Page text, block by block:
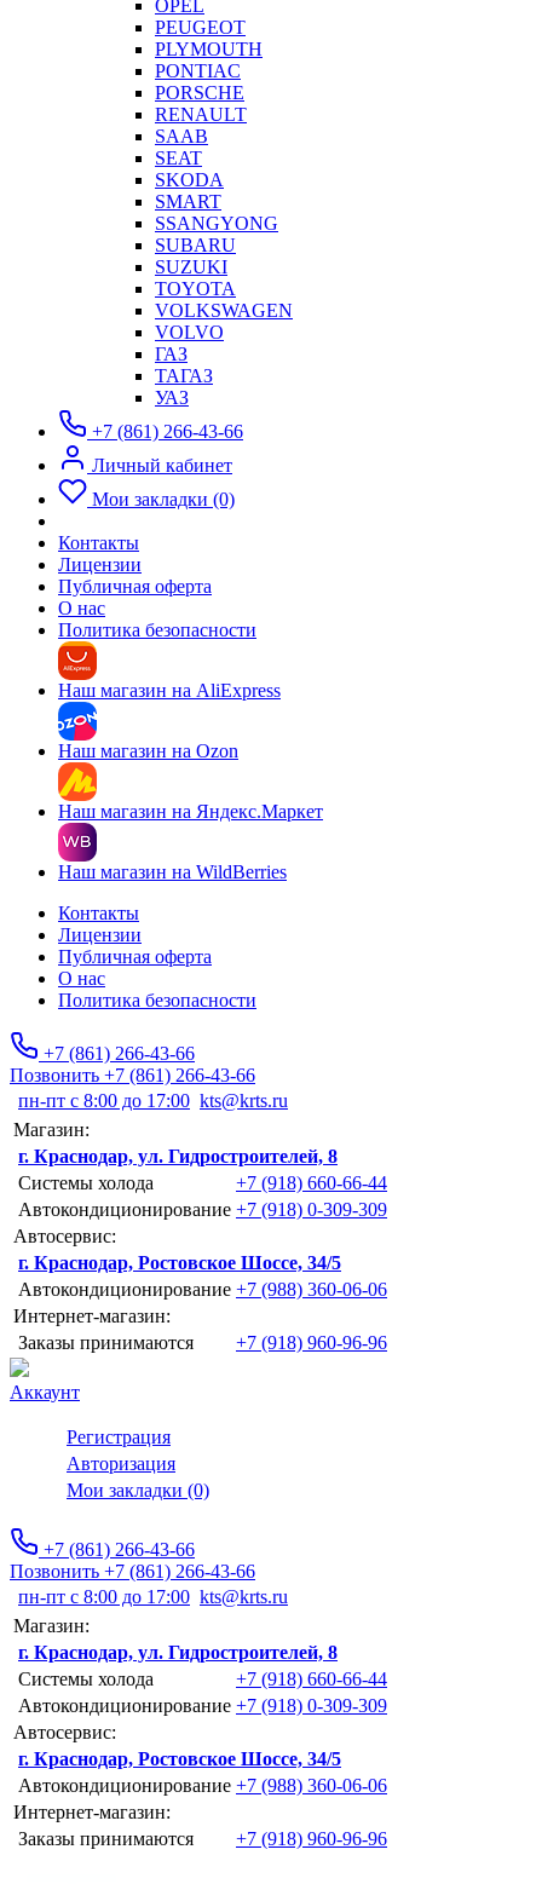
OPEL
PEUGEOT
PLYMOUTH
PONTIAC
PORSCHE
RENAULT
SAAB
SEAT
SKODA
SMART
SSANGYONG
SUBARU
SUZUKI
TOYOTA
VOLKSWAGEN
VOLVO
ГАЗ
ТАГАЗ
УАЗ
+7 (861) 266-43-66
Личный кабинет
Мои закладки (0)
Контакты
Лицензии
Публичная оферта
О нас
Политика безопасности
Наш магазин на AliExpress
Наш магазин на Ozon
Наш магазин на Яндекс.Маркет
Наш магазин на WildBerries
Контакты
Лицензии
Публичная оферта
О нас
Политика безопасности
+7 (861) 266-43-66
Позвонить +7 (861) 266-43-66
пн-пт с 8:00 до 17:00 kts@krts.ru
Магазин:
г. Краснодар, ул. Гидростроителей, 8
Системы холода
+7 (918) 660-66-44
Автокондиционирование +7 (918) 0-309-309
Автосервис:
г. Краснодар, Ростовское Шоссе, 34/5
Автокондиционирование +7 (988) 360-06-06
Интернет-магазин:
Заказы принимаются
+7 (918) 960-96-96
Аккаунт
Регистрация
Авторизация
Мои закладки (0)
+7 (861) 266-43-66
Позвонить +7 (861) 266-43-66
пн-пт с 8:00 до 17:00 kts@krts.ru
Магазин:
г. Краснодар, ул. Гидростроителей, 8
Системы холода
+7 (918) 660-66-44
Автокондиционирование +7 (918) 0-309-309
Автосервис:
г. Краснодар, Ростовское Шоссе, 34/5
Автокондиционирование +7 (988) 360-06-06
Интернет-магазин:
Заказы принимаются
+7 (918) 960-96-96